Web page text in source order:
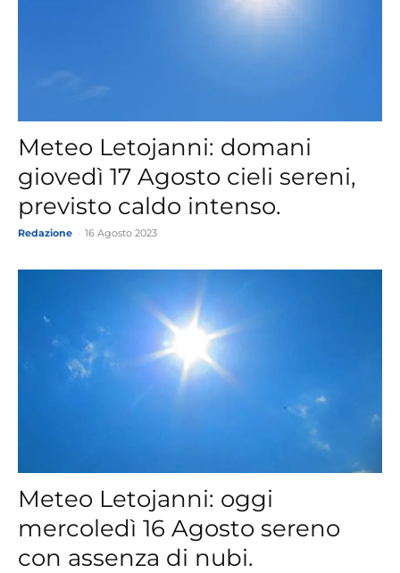
Meteo Letojanni: domani
giovedì 17 Agosto cieli sereni,
previsto caldo intenso.
Redazione 16 Agosto 2023
Meteo Letojanni: oggi
mercoledì 16 Agosto sereno
con assenza di nubi.